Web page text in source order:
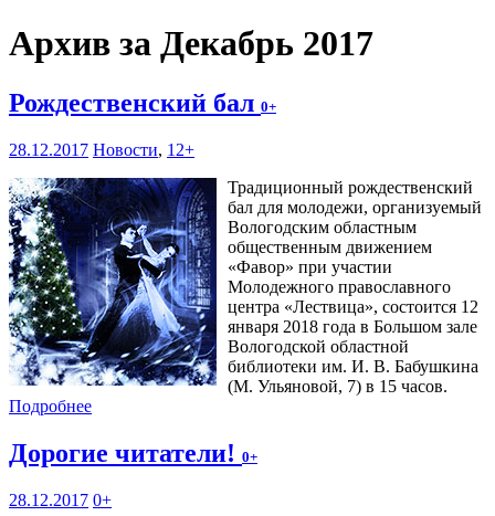
Архив за Декабрь 2017
Рождественский бал 0+
28.12.2017 Новости, 12+
Традиционный рождественский
бал для молодежи, организуемый
Вологодским областным
общественным движением
«Фавор» при участии
Молодежного православного
центра «Лествица», состоится 12
января 2018 года в Большом зале
Вологодской областной
библиотеки им. И. В. Бабушкина
(М. Ульяновой, 7) в 15 часов.
Подробнее
Дорогие читатели! 0+
28.12.2017 0+